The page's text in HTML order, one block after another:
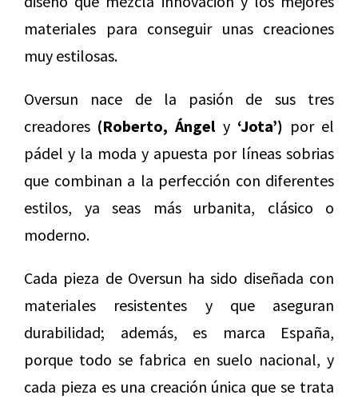
materiales para conseguir unas creaciones
muy estilosas.
Oversun nace de la pasión de sus tres
creadores (Roberto, Ángely ‘Jota’) por el
pádel y la moda y apuesta por líneas sobrias
que combinan a la perfección con diferentes
estilos, ya seas más urbanita, clásico o
moderno.
Cada pieza de Oversun ha sido diseñada con
materiales resistentes y que aseguran
durabilidad; además, es marca España,
porque todo se fabrica en suelo nacional, y
cada pieza es una creación única que se trata